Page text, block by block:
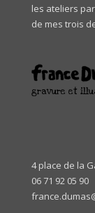
les ateliers
de mes trois
gravure et
4 place de la
06 71 92 05 90